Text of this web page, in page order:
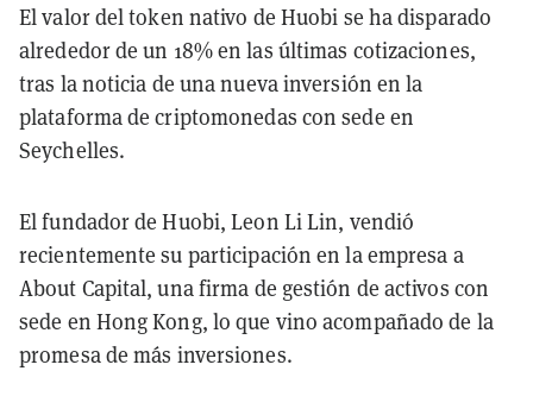
El valor del token nativo de Huobi se ha disparado
alrededor de un 18% en las últimas cotizaciones,
tras la noticia de una nueva inversión en la
plataforma de criptomonedas con sede en
Seychelles.
El fundador de Huobi, Leon Li Lin, vendió
recientemente su participación en la empresa a
About Capital, una firma de gestión de activos con
sede en Hong Kong, lo que vino acompañado de la
promesa de más inversiones.